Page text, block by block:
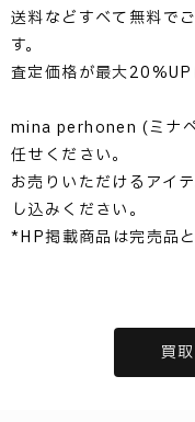
送料などすべて無料で
す。
査定価格が最大20%UP
mina perhonen (ミナ
任せください。
お売りいただけるアイ
し込みください。
*HP掲載商品は完売品と
買